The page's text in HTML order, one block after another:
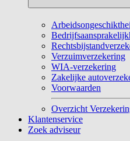
Verzuimverzekering
WIA-verzekering
Zakelijke
Voorwaarden
Overzicht
Klantenservice
Zoek adviseur